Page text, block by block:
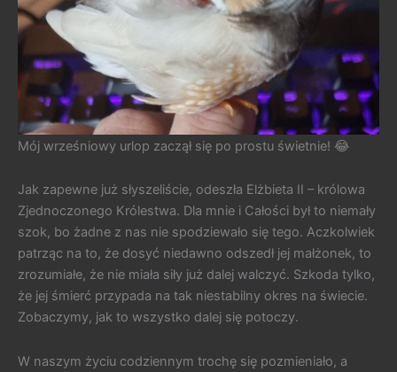
Mój wrześniowy urlop zaczął się po prostu świetnie! 😂
Jak zapewne już słyszeliście, odeszła Elżbieta II – królowa
Zjednoczonego Królestwa. Dla mnie i Całości był to niemały
szok, bo żadne z nas nie spodziewało się tego. Aczkolwiek
patrząc na to, że dosyć niedawno odszedł jej małżonek, to
zrozumiałe, że nie miała siły już dalej walczyć. Szkoda tylko,
że jej śmierć przypada na tak niestabilny okres na świecie.
Zobaczymy, jak to wszystko dalej się potoczy.
W naszym życiu codziennym trochę się pozmieniało, a